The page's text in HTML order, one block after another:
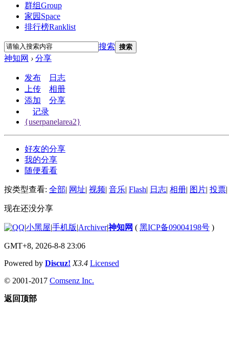
群组Group
家园 Space
排行榜Ranklist
搜索 搜索
神知网 › 分享
发布
日志
上传
相册
添加
分享
记录
{userpanelarea2}
好友的分享
我的分享
随便看看
按类型查看: 全部| 网址| 视频| 音乐| Flash| 日志| 相册| 图片| 投票|
现在还没分享
|小黑屋|手机版|Archiver|神知网 ( 黑ICP备09004198号 )
GMT+8, 2026-8-8 23:06
Powered by Discuz! X3.4 Licensed
© 2001-2017 Comsenz Inc.
返回顶部